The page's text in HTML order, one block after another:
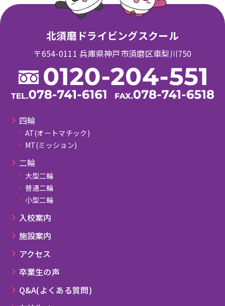
北須磨ドライビングスクール
〒654-0111 兵庫県神戸市須磨区車梨川750
四輪
AT(オートマチック)
MT(ミッション)
⼆輪
大型二輪
普通二輪
小型二輪
⼊校案内
施設案内
アクセス
卒業⽣の声
Q&A(よくある質問)